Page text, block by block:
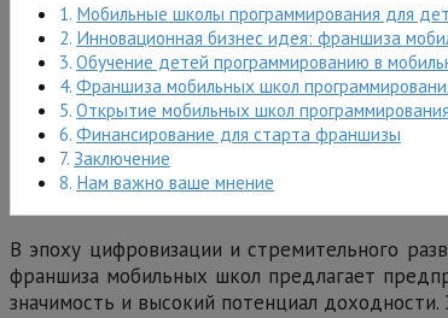
Мобильные школы программирования для
Инновационная бизнес идея: франшиза
Обучение детей программированию в
Франшиза мобильных школ
Открытие мобильных школ
Финансирование для старта франшизы
Заключение
Нам важно ваше мнение
В эпоху цифровизации и стремительного
франшиза мобильных школ предлагает
значимость и высокий потенциал